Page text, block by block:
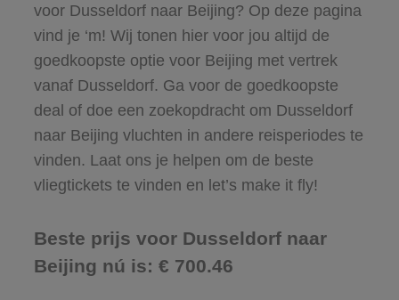
voor Dusseldorf naar Beijing? Op deze pagina
vind je ‘m! Wij tonen hier voor jou altijd de
goedkoopste optie voor Beijing met vertrek
vanaf Dusseldorf. Ga voor de goedkoopste
deal of doe een zoekopdracht om Dusseldorf
naar Beijing vluchten in andere reisperiodes te
vinden. Laat ons je helpen om de beste
vliegtickets te vinden en let’s make it fly!
Beste prijs voor Dusseldorf naar
Beijing nú is: € 700.46